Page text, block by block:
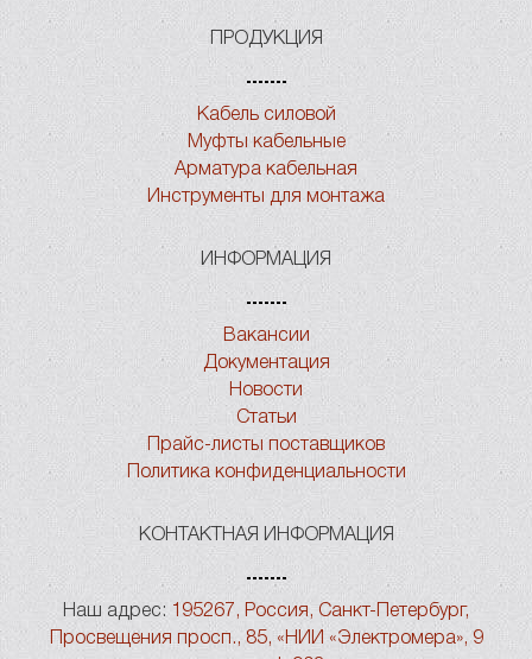
ПРОДУКЦИЯ
Кабель силовой
Муфты кабельные
Арматура кабельная
Инструменты для монтажа
ИНФОРМАЦИЯ
Вакансии
Документация
Новости
Статьи
Прайс-листы поставщиков
Политика конфиденциальности
КОНТАКТНАЯ ИНФОРМАЦИЯ
Наш адрес: 195267, Россия, Санкт-Петербург,
Просвещения просп., 85, «НИИ «Электромера», 9